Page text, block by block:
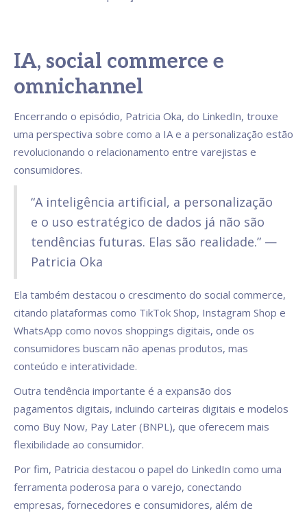
IA, social commerce e
omnichannel
Encerrando o episódio, Patricia Oka, do LinkedIn, trouxe
uma perspectiva sobre como a IA e a personalização estão
revolucionando o relacionamento entre varejistas e
consumidores.
“A inteligência artificial, a personalização
e o uso estratégico de dados já não são
tendências futuras. Elas são realidade.” —
Patricia Oka
Ela também destacou o crescimento do social commerce,
citando plataformas como TikTok Shop, Instagram Shop e
WhatsApp como novos shoppings digitais, onde os
consumidores buscam não apenas produtos, mas
conteúdo e interatividade.
Outra tendência importante é a expansão dos
pagamentos digitais, incluindo carteiras digitais e modelos
como Buy Now, Pay Later (BNPL), que oferecem mais
flexibilidade ao consumidor.
Por fim, Patricia destacou o papel do LinkedIn como uma
ferramenta poderosa para o varejo, conectando
empresas, fornecedores e consumidores, além de